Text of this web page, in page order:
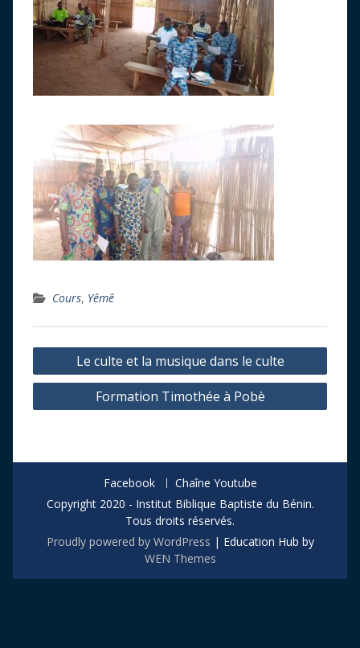
Cours, Yêmê
Navigation
de
Le culte et la musique dans le culte
Formation Timothée à Pobè
Facebook
Chaîne Youtube
Copyright 2020 - Institut Biblique Baptiste du Bénin.
Tous droits réservés.
Proudly powered by WordPress | Education Hub by
WEN Themes